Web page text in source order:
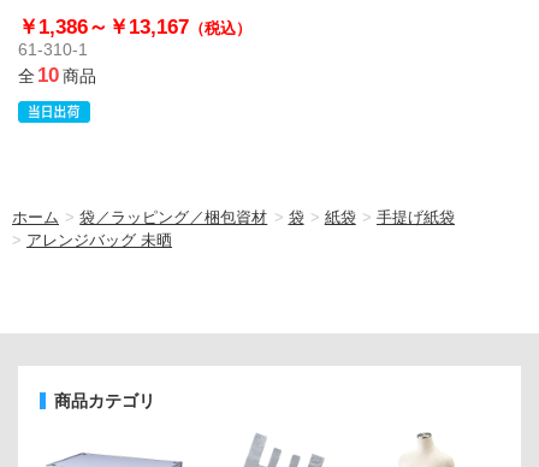
￥1,386～ ￥13,167 （税込）
61-310-1
全10商品
ホーム >袋／ラッピング／梱包資材 > 袋 > 紙袋 > 手提げ紙袋
> アレンジバッグ 未晒
商品カテゴリ